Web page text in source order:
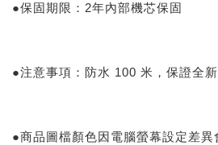
●保固期限：2年內部機芯保固
●注意事項：防水 100 米，保證全
●商品圖檔顏色因電腦螢幕設定差